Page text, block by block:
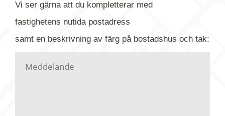
gärna av tavlan och bifoga bilden. Skicka sedan
din förfrågan till oss.
kontaktar dig så fort vi kan, givetvis utan
Vi ser gärna att du kompletterar med
fastighetens nutida postadress
samt en beskrivning av färg på bostadshus och tak: